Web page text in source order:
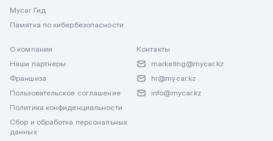
Mycar Гид
Памятка по кибербезопасности
О компании
Наши партнеры
Франшиза
Пользовательское соглашение
Политика конфиденциальности
Сбор и обработка персональных
данных
Контакты
marketing@mycar.kz
hr@mycar.kz
info@mycar.kz